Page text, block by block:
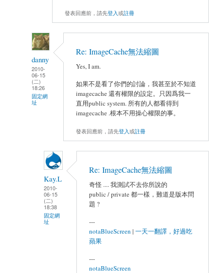
發表回應前，請先登入或註冊
danny
2010-
06-15
(二)
18:26
固定網
址
Re: ImageCache無法縮圖
Yes, I am.
如果不是看了你們的討論，我甚至於不知道
imagecache 還有權限的設定。只因爲我一
直用public system. 所有的人都看得到
imagecache .根本不用操心權限的事。
發表回應前，請先登入或註冊
Kay.L
2010-
06-15
(二)
18:38
固定網
址
Re: ImageCache無法縮圖
奇怪 .... 我測試不去你所說的
public / private 都一樣，難道是版本問
題 ?
---
notaBlueScreen | 一天一翻譯，好過吃
蘋果
---
notaBlueScreen